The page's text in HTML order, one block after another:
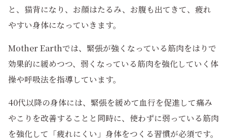
と、猫背になり、お顔はたるみ、お腹も出てきて、疲れ
やすい身体になっていきます。
Mother Earthでは、緊張が強くなっている筋肉をはりで
効果的に緩めつつ、弱くなっている筋肉を強化していく体
操や呼吸法を指導しています。
40代以降の身体には、緊張を緩めて血行を促進して痛み
やこりを改善することと同時に、使わずに弱っている筋肉
を強化して「疲れにくい」身体をつくる習慣が必須です。